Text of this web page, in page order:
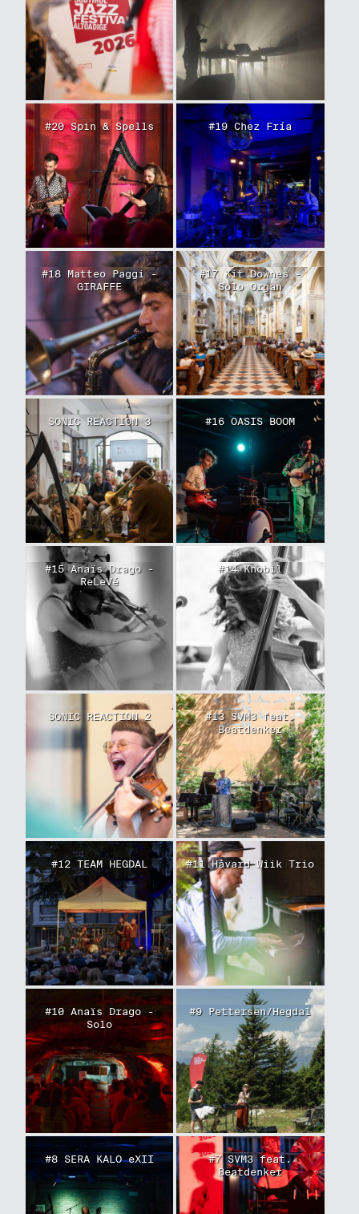
#20 Spin & Spells #19 Chez Fría
#18 Matteo Paggi -
GIRAFFE
#17 Kit Downes -
Solo Organ
SONIC REACTION 3 #16 OASIS BOOM
#15 Anaïs Drago -
ReLeVé
#14 Knobil
SONIC REACTION 2
#13 SVM3 feat.
Beatdenker
#12 TEAM HEGDAL #11 Håvard Wiik Trio
#10 Anaïs Drago -
Solo
#9 Pettersen/Hegdal
#8 SERA KALO eXII
#7 SVM3 feat.
Beatdenker